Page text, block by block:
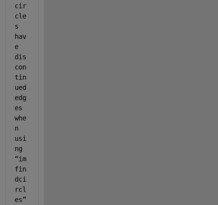
cir
cle
s
hav
e
dis
con
tin
ued
edg
es
whe
n
usi
ng
“im
fin
dci
rcl
es”